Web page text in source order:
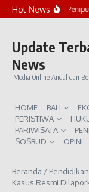
Lewati ke konten
Hot NewsMarak
Update
News
Media Online Andal dan
HOME BALI
PERISTIWA
PARIWISATA
SOSBUD
OPINI
Beranda /
Kasus Resmi